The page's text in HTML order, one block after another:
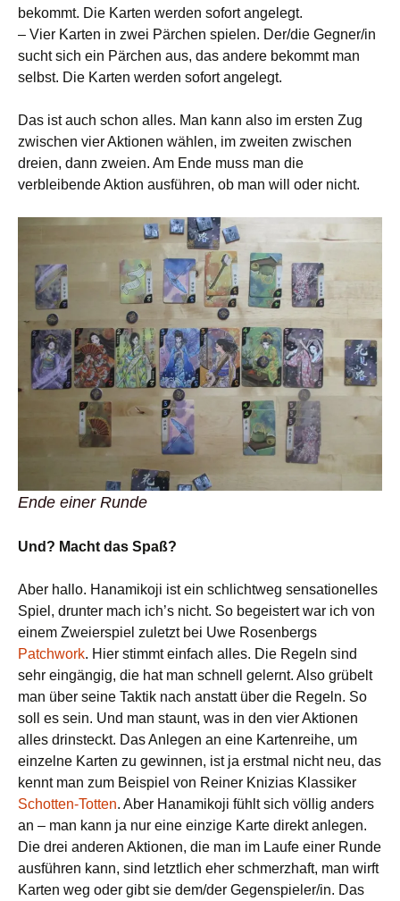
bekommt. Die Karten werden sofort angelegt.
– Vier Karten in zwei Pärchen spielen. Der/die Gegner/in
sucht sich ein Pärchen aus, das andere bekommt man
selbst. Die Karten werden sofort angelegt.
Das ist auch schon alles. Man kann also im ersten Zug
zwischen vier Aktionen wählen, im zweiten zwischen
dreien, dann zweien. Am Ende muss man die
verbleibende Aktion ausführen, ob man will oder nicht.
Ende einer Runde
Und? Macht das Spaß?
Aber hallo. Hanamikoji ist ein schlichtweg sensationelles
Spiel, drunter mach ich’s nicht. So begeistert war ich von
einem Zweierspiel zuletzt bei Uwe Rosenbergs
Patchwork. Hier stimmt einfach alles. Die Regeln sind
sehr eingängig, die hat man schnell gelernt. Also grübelt
man über seine Taktik nach anstatt über die Regeln. So
soll es sein. Und man staunt, was in den vier Aktionen
alles drinsteckt. Das Anlegen an eine Kartenreihe, um
einzelne Karten zu gewinnen, ist ja erstmal nicht neu, das
kennt man zum Beispiel von Reiner Knizias Klassiker
Schotten-Totten. Aber Hanamikoji fühlt sich völlig anders
an – man kann ja nur eine einzige Karte direkt anlegen.
Die drei anderen Aktionen, die man im Laufe einer Runde
ausführen kann, sind letztlich eher schmerzhaft, man wirft
Karten weg oder gibt sie dem/der Gegenspieler/in. Das